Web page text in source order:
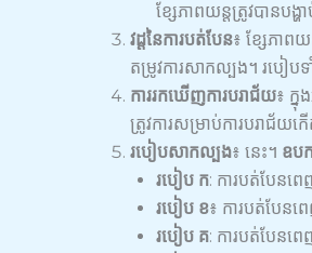
ខ្សែភាពយន្តត្រូវបាន
វដ្តនៃការបត់បែន៖ ខ្សែភាព
តម្រូវការសាកល្បង។ របៀប
ការរកឃើញការបរាជ័យ៖ ក្នុ
ត្រូវការសម្រាប់ការបរាជ័
របៀបសាកល្បង៖ នេះ។ ឧប
របៀប ក: ការបត់បែនព
របៀប ខ៖ ការបត់បែន
របៀប គ: ការបត់បែនព